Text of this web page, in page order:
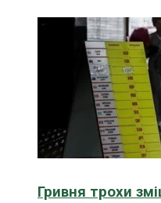
Гривня трохи